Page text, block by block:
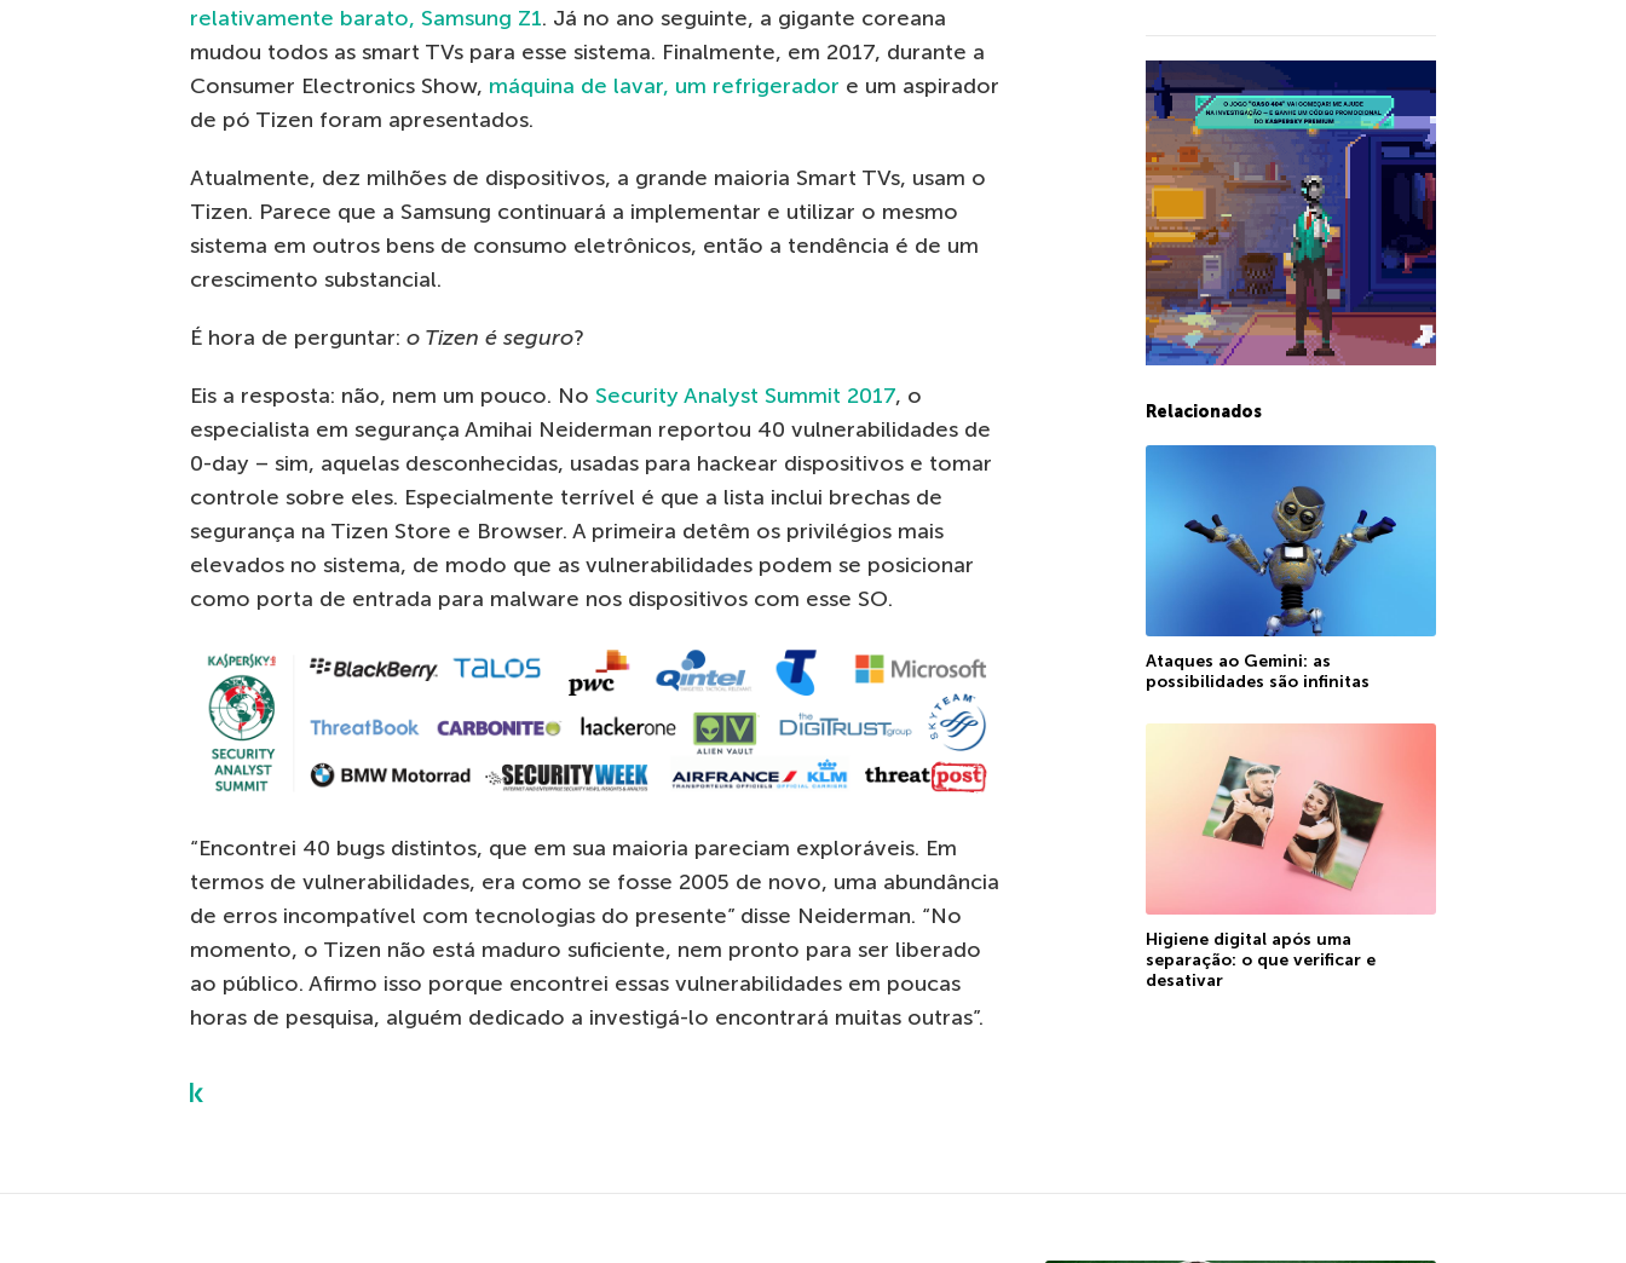
relativamente barato, Samsung Z1. Já no ano seguinte, a gigante coreana
mudou todos as smart TVs para esse sistema. Finalmente, em 2017, durante a
Consumer Electronics Show, máquina de lavar, um refrigerador e um aspirador
de pó Tizen foram apresentados.
Atualmente, dez milhões de dispositivos, a grande maioria Smart TVs, usam o
Tizen. Parece que a Samsung continuará a implementar e utilizar o mesmo
sistema em outros bens de consumo eletrônicos, então a tendência é de um
crescimento substancial.
É hora de perguntar: o Tizen é seguro?
Eis a resposta: não, nem um pouco. No Security Analyst Summit 2017, o
especialista em segurança Amihai Neiderman reportou 40 vulnerabilidades de
0-day – sim, aquelas desconhecidas, usadas para hackear dispositivos e tomar
controle sobre eles. Especialmente terrível é que a lista inclui brechas de
segurança na Tizen Store e Browser. A primeira detêm os privilégios mais
elevados no sistema, de modo que as vulnerabilidades podem se posicionar
como porta de entrada para malware nos dispositivos com esse SO.
“Encontrei 40 bugs distintos, que em sua maioria pareciam exploráveis. Em
termos de vulnerabilidades, era como se fosse 2005 de novo, uma abundância
de erros incompatível com tecnologias do presente” disse Neiderman. “No
momento, o Tizen não está maduro suficiente, nem pronto para ser liberado
ao público. Afirmo isso porque encontrei essas vulnerabilidades em poucas
horas de pesquisa, alguém dedicado a investigá-lo encontrará muitas outras”.
Relacionados
Ataques ao Gemini: as
possibilidades são infinitas
Higiene digital após uma
separação: o que verificar e
desativar